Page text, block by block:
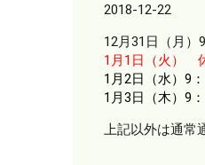
2018-12-22
12月31日（月）
1月1日（火）
1月2日（水）9
1月3日（木）9
上記以外は通常